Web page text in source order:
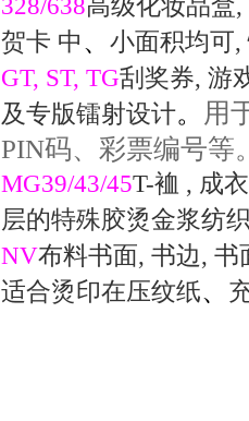
328/638高级化妆品盒,
贺卡 中 、 小面积均可,
GT, ST, TG刮奖券, 游
及专版镭射设计。
用
PIN码、彩票编号等
MG39/43/45T-裇 , 成衣
层的特殊胶烫金浆纺
NV布料书面, 书边, 书
适合烫印在压纹纸、